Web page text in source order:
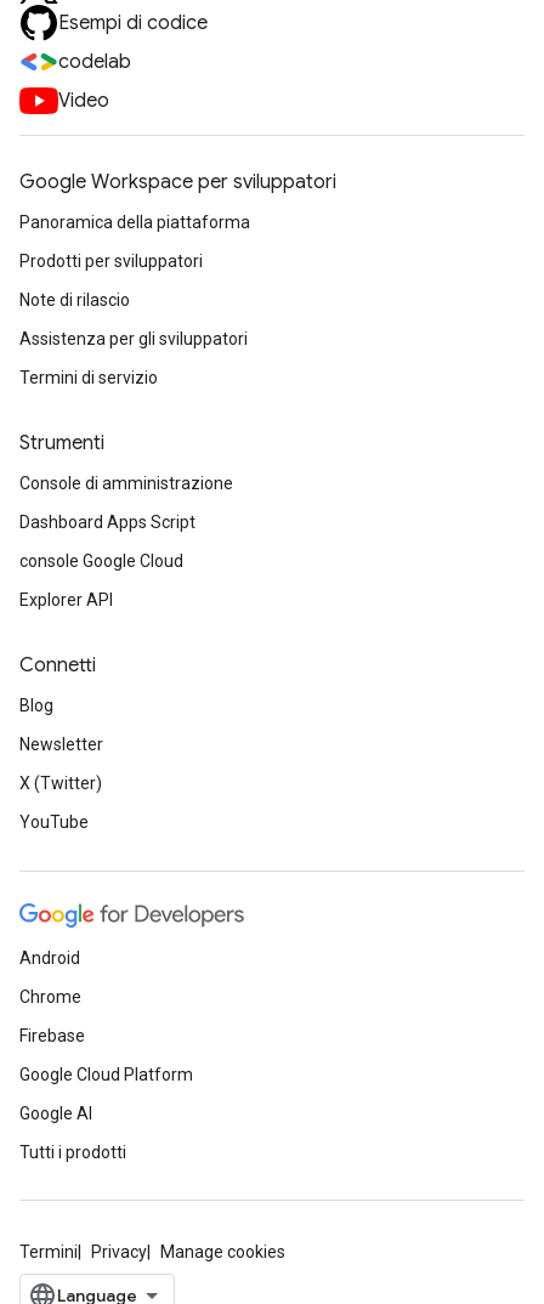
Esempi di codice
codelab
Video
Google Workspace per sviluppatori
Panoramica della piattaforma
Prodotti per sviluppatori
Note di rilascio
Assistenza per gli sviluppatori
Termini di servizio
Strumenti
Console di amministrazione
Dashboard Apps Script
console Google Cloud
Explorer API
Connetti
Blog
Newsletter
X (Twitter)
YouTube
Android
Chrome
Firebase
Google Cloud Platform
Google AI
Tutti i prodotti
Termini Privacy Manage cookies